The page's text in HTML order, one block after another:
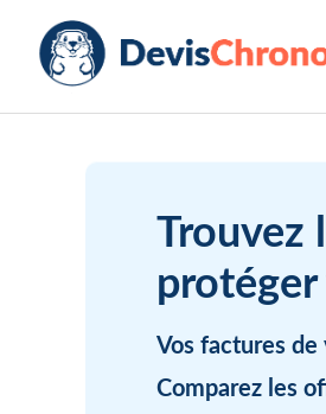
Trouvez
Vos factures
Comparez les